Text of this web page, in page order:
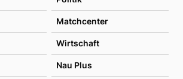
Matchcenter
Wirtschaft
Nau Plus